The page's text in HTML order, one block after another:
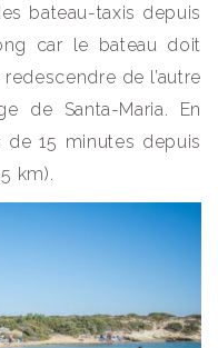
bateau-taxis depuis
car le bateau doit
de l’autre
de Santa-Maria. En
15 minutes depuis
km).